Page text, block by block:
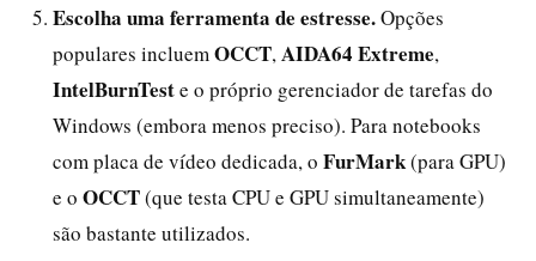
Escolha uma ferramenta de estresse.Opções
populares incluem OCCT, AIDA64 Extreme,
IntelBurnTeste o próprio gerenciador de tarefas do
Windows (embora menos preciso). Para notebooks
com placa de vídeo dedicada, o FurMark(para GPU)
e o OCCT(que testa CPU e GPU simultaneamente)
são bastante utilizados.